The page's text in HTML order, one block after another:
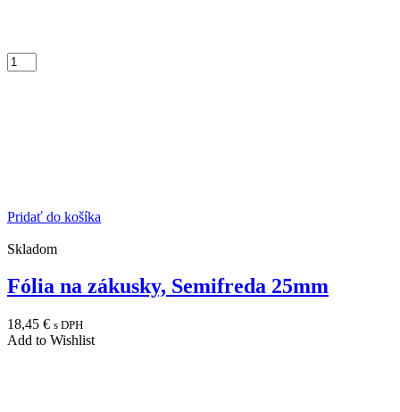
Pridať do košíka
Skladom
Fólia na zákusky, Semifreda 25mm
18,45 € s DPH
Add to Wishlist